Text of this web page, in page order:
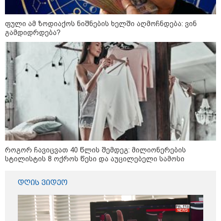
ავრცელებს
ვისაუბრებ, ნია იმნაძის ერთ-
ერთმა მეგობარმა გამომიგზავნა..."
- ეკა კუპატაძე
პოლიტიკა
ფული ამ ზოდიაქოს ნიშნების ხელში აღმოჩნდება: ვინ
გამდიდრდება?
როგორ ჩავიცვათ 40 წლის შემდეგ: მილიონერების
სტილისტის 8 ოქროს წესი და აუცილებელი სამოსი
დღის ვიდეო